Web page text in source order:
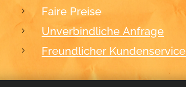
Faire Preise
Unverbindliche Anfrage
Freundlicher Kundenservice